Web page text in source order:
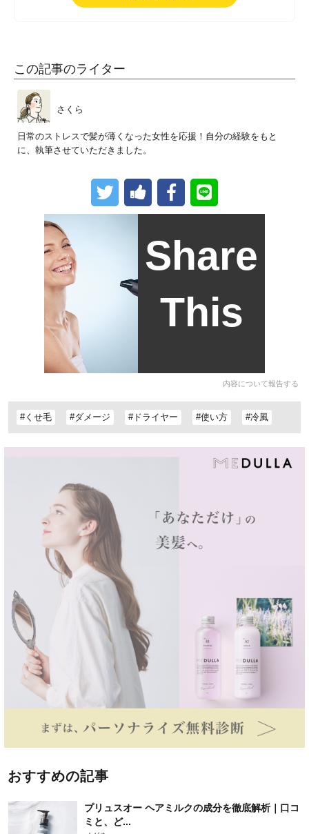
この記事のライター
さくら
日常のストレスで髪が薄くなった女性を応援！自分の経験をもと
に、執筆させていただきました。
Share
This
内容について報告する
#くせ毛 #ダメージ #ドライヤー #使い方 #冷風
おすすめの記事
プリュスオー ヘアミルクの成分を徹底解析｜口コ
ミと、ど...